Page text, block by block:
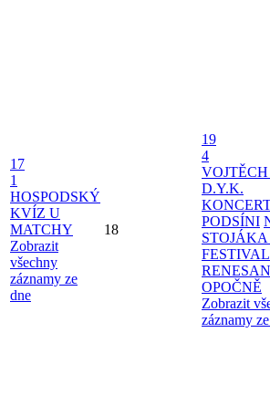
17
1
HOSPODSKÝ
KVÍZ U
MATCHY
Zobrazit
všechny
záznamy ze
dne
18
19
4
D.Y.K.
PODSÍNI
FESTIVAL
OPOČNĚ
Zobrazit
záznamy